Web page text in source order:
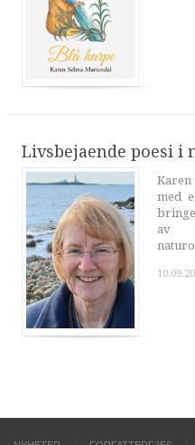
Livsbejaende poesi i
Karen
med
av